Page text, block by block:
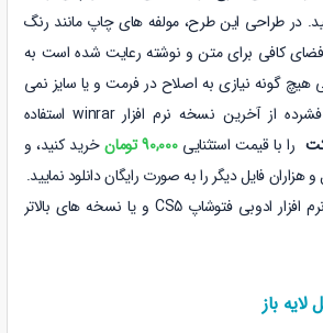
در طراحی این طرح، مولفه های چاپ مانند رنگ
فضای کافی برای متن و نوشته رعایت شده است به
هیچ گونه نیازی به اصلاح در فرمت و یا سایز نمی
. برای بازکردن فایل فشرده از آخرین نسخه نرم افزار winrar استفاده
را با قیمت استثنایی90,000 تومان
خرید کنید، و
و هزاران فایل دیگر را به صورت رایگان دانلود نمایید.
از نرم افزار ادوبی فتوشاپ CS5 و یا نسخه های بالاتر
لایه باز